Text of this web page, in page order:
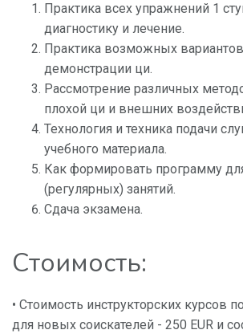
Практика всех упражнений 1
диагностику и лечение.
Практика возможных
демонстрации ци.
Рассмотрение различных
плохой ци и внешних
Технология и техника подачи
учебного материала.
Как формировать программу
(регулярных) занятий.
Сдача экзамена.
Стоимость:
• Стоимость инструкторских курсов
для новых соискателей - 250 EUR и